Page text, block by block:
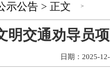
>
示公告 > 正文
明交通劝导员
日期：2025-